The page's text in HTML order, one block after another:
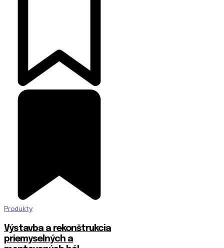
Produkty
Výstavba a rekonštrukcia
priemyselných a